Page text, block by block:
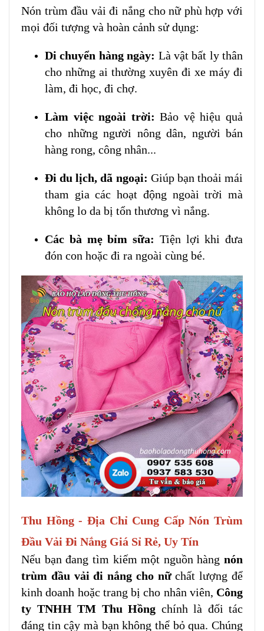
Nón trùm đầu vải đi nắng cho nữ phù hợp với
mọi đối tượng và hoàn cảnh sử dụng:
Di chuyển hàng ngày: Là vật bất ly thân
cho những ai thường xuyên đi xe máy đi
làm, đi học, đi chợ.
Làm việc ngoài trời: Bảo vệ hiệu quả
cho những người nông dân, người bán
hàng rong, công nhân...
Đi du lịch, dã ngoại: Giúp bạn thoải mái
tham gia các hoạt động ngoài trời mà
không lo da bị tổn thương vì nắng.
Các bà mẹ bỉm sữa: Tiện lợi khi đưa
đón con hoặc đi ra ngoài cùng bé.
Thu Hồng - Địa Chỉ Cung Cấp Nón Trùm
Đầu Vải Đi Nắng Giá Sỉ Rẻ, Uy Tín
Nếu bạn đang tìm kiếm một nguồn hàng nón
trùm đầu vải đi nắng cho nữchất lượng để
kinh doanh hoặc trang bị cho nhân viên, Công
ty TNHH TM Thu Hồng chính là đối tác
đáng tin cậy mà bạn không thể bỏ qua. Chúng